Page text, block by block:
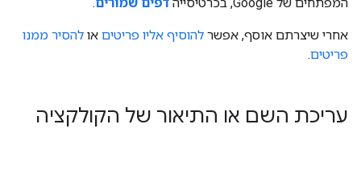
המפתחים של Google, בכרטיסייה דפים שמורים.
אחרי שיצרתם אוסף, אפשר להוסיף אליו פריטים או להסיר ממנו
פריטים.
עריכת השם או התיאור של הקולקציה